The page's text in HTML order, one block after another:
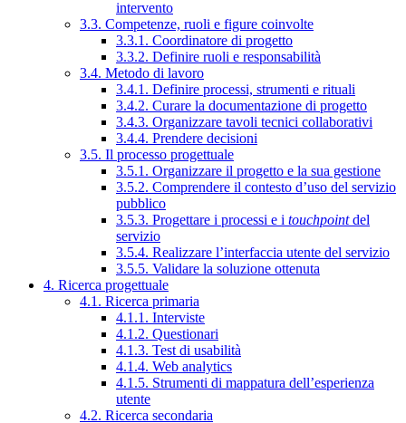
intervento
3.3. Competenze, ruoli e figure coinvolte
3.3.1. Coordinatore di progetto
3.3.2. Definire ruoli e responsabilità
3.4. Metodo di lavoro
3.4.1. Definire processi, strumenti e rituali
3.4.2. Curare la documentazione di progetto
3.4.3. Organizzare tavoli tecnici collaborativi
3.4.4. Prendere decisioni
3.5. Il processo progettuale
3.5.1. Organizzare il progetto e la sua gestione
3.5.2. Comprendere il contesto d’uso del servizio
pubblico
3.5.3. Progettare i processi e i touchpointdel
servizio
3.5.4. Realizzare l’interfaccia utente del servizio
3.5.5. Validare la soluzione ottenuta
4. Ricerca progettuale
4.1. Ricerca primaria
4.1.1. Interviste
4.1.2. Questionari
4.1.3. Test di usabilità
4.1.4. Web analytics
4.1.5. Strumenti di mappatura dell’esperienza
utente
4.2. Ricerca secondaria